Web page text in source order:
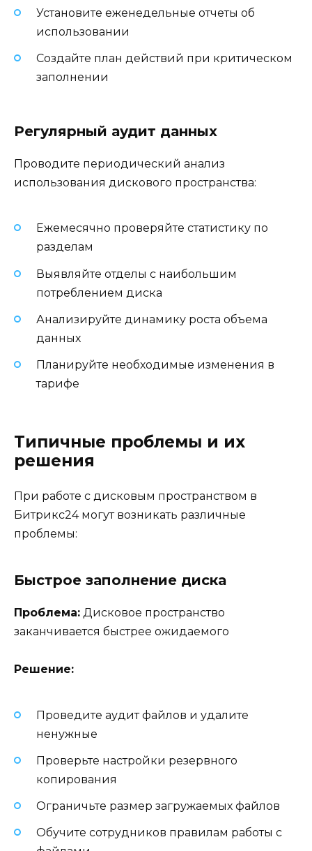
Установите еженедельные отчеты об
использовании
Создайте план действий при критическом
заполнении
Регулярный аудит данных
Проводите периодический анализ
использования дискового пространства:
Ежемесячно проверяйте статистику по
разделам
Выявляйте отделы с наибольшим
потреблением диска
Анализируйте динамику роста объема
данных
Планируйте необходимые изменения в
тарифе
Типичные проблемы и их
решения
При работе с дисковым пространством в
Битрикс24 могут возникать различные
проблемы:
Быстрое заполнение диска
Проблема: Дисковое пространство
заканчивается быстрее ожидаемого
Решение:
Проведите аудит файлов и удалите
ненужные
Проверьте настройки резервного
копирования
Ограничьте размер загружаемых файлов
Обучите сотрудников правилам работы с